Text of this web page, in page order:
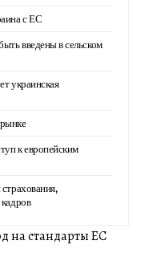
с ЕС
введены в сельском
украинская
к европейским
на стандарты ЕС